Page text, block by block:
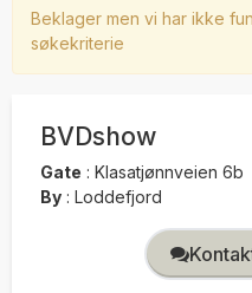
Beklager men vi har ikke
søkekriterie
BVDshow
Gate : Klasatjønnveien 6b
By : Loddefjord